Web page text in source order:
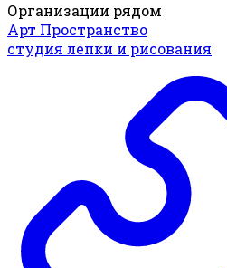
Организации рядом
Арт Пространство
студия лепки и рисования